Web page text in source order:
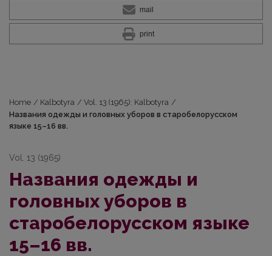
mail
print
Home / Kalbotyra / Vol. 13 (1965): Kalbotyra /
Названия одежды и головных уборов в старобелорусском
языке 15–16 вв.
Vol. 13 (1965)
Названия одежды и
головных уборов в
старобелорусском языке
15–16 вв.